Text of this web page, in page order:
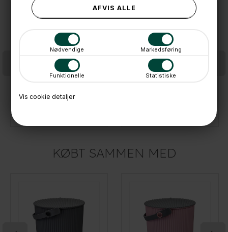
Nødvendige Markedsføring
Funktionelle Statistiske
Vis cookie detaljer
KØBT SAMMEN MED